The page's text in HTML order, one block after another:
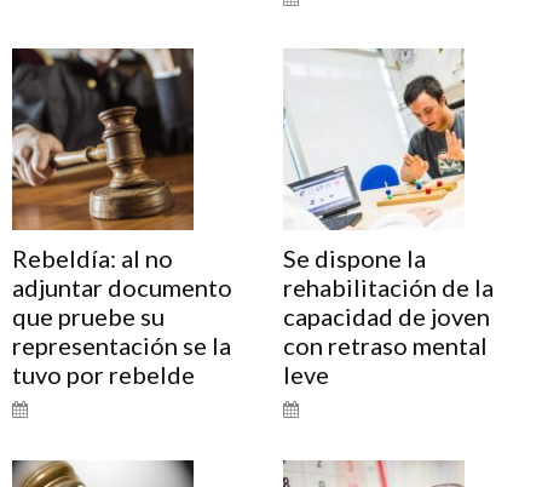
Rebeldía: al no
adjuntar documento
que pruebe su
representación se la
tuvo por rebelde
Se dispone la
rehabilitación de la
capacidad de joven
con retraso mental
leve